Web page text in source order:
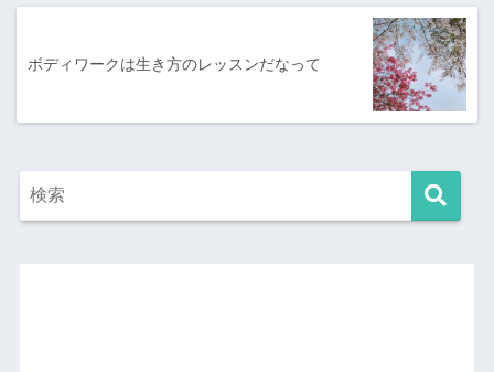
ボディワークは生き方のレッスンだなって